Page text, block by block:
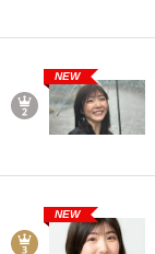
NEW
NEW